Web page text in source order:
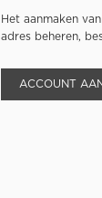
Het aanmaken
adres beheren,
ACCOUNT